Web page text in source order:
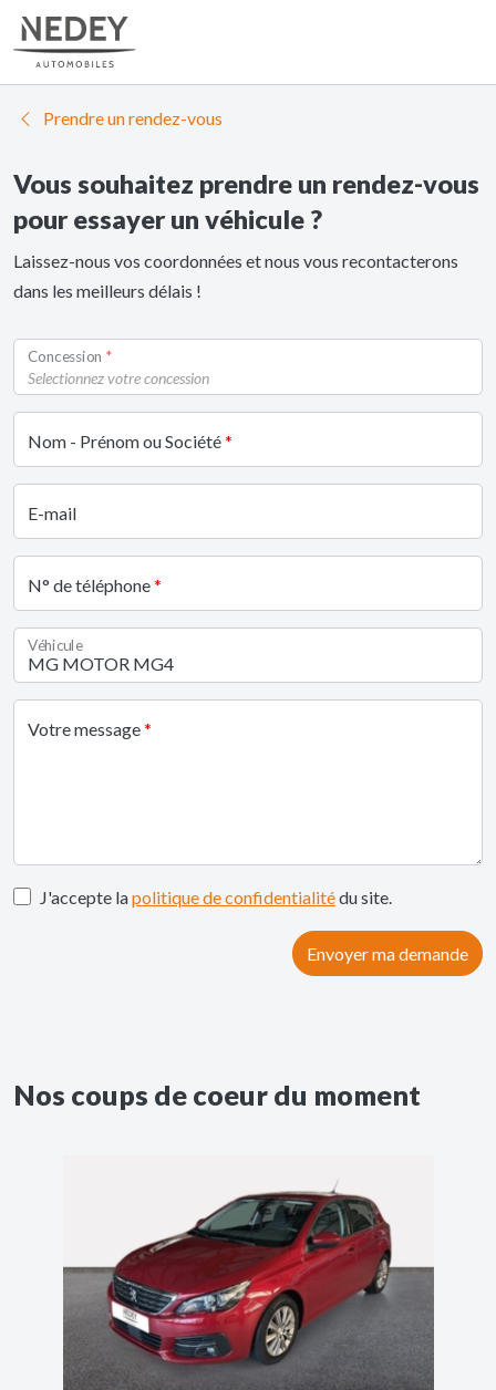
Prendre un rendez-vous
Vous souhaitez prendre un rendez-vous
pour essayer un véhicule ?
Laissez-nous vos coordonnées et nous vous recontacterons
dans les meilleurs délais !
Selectionnez votre concession
Concession
Nom - Prénom ou Société
E-mail
N° de téléphone
Véhicule
Votre message
J'accepte lapolitique de confidentialitédu site.
Envoyer ma demande
Nos coups de coeur du moment